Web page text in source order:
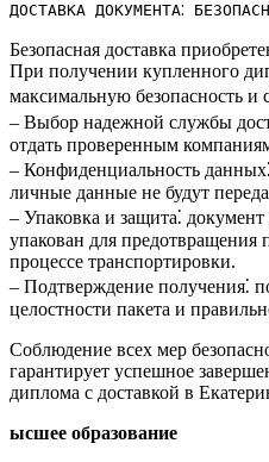
ДОСТАВКА ДОКУМЕНТА⁚
Безопасная доставка
При получении купленного
максимальную безопасность и
– Выбор надежной службы
отдать проверенным
– Конфиденциальность
личные данные не будут
– Упаковка и защита⁚
упакован для предотвращения
процессе транспортировки.​
– Подтверждение получения⁚
целостности пакета и
Соблюдение всех мер
гарантирует успешное
диплома с доставкой в
ысшее образование